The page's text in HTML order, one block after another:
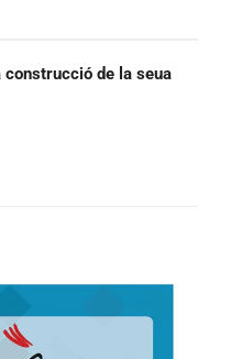
de la seua